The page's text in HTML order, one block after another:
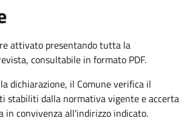
attivato presentando tutta la
consultabile in formato PDF.
dichiarazione, il Comune verifica il
stabiliti dalla normativa vigente e accerta
in convivenza all'indirizzo indicato.